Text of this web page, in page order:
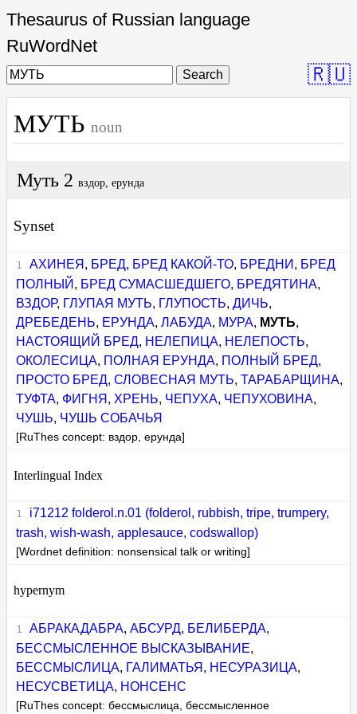
Thesaurus of Russian language
RuWordNet
Search 🇷🇺
МУТЬ noun
Муть 2 вздор, ерунда
Synset
АХИНЕЯ , БРЕД, БРЕД КАКОЙ-ТО, БРЕДНИ , БРЕД
ПОЛНЫЙ , БРЕД СУМАСШЕДШЕГО, БРЕДЯТИНА,
ВЗДОР, ГЛУПАЯ МУТЬ, ГЛУПОСТЬ,ДИЧЬ,
ДРЕБЕДЕНЬ, ЕРУНДА,ЛАБУДА, МУРА, МУТЬ,
НАСТОЯЩИЙ БРЕД, НЕЛЕПИЦА, НЕЛЕПОСТЬ,
ОКОЛЕСИЦА, ПОЛНАЯ ЕРУНДА, ПОЛНЫЙ БРЕД,
ПРОСТО БРЕД,СЛОВЕСНАЯ МУТЬ,ТАРАБАРЩИНА,
ТУФТА, ФИГНЯ , ХРЕНЬ, ЧЕПУХА, ЧЕПУХОВИНА,
ЧУШЬ, ЧУШЬ СОБАЧЬЯ
[RuThes concept: вздор, ерунда]
Interlingual Index
i71212 folderol.n.01 (folderol, rubbish, tripe, trumpery,
trash, wish-wash, applesauce, codswallop)
[Wordnet definition: nonsensical talk or writing]
hypernym
АБРАКАДАБРА, АБСУРД, БЕЛИБЕРДА,
БЕССМЫСЛЕННОЕ ВЫСКАЗЫВАНИЕ,
БЕССМЫСЛИЦА, ГАЛИМАТЬЯ , НЕСУРАЗИЦА,
НЕСУСВЕТИЦА, НОНСЕНС
[RuThes concept: бессмыслица, бессмысленное